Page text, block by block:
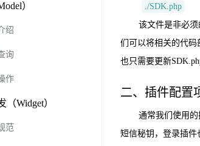
）
绍
询
作
（Widget）
范
./SDK.php
该文件是非必
们可以将相关的代码
也只需要更新
二、插件配置
通常我们使用
短信秘钥，登录插件